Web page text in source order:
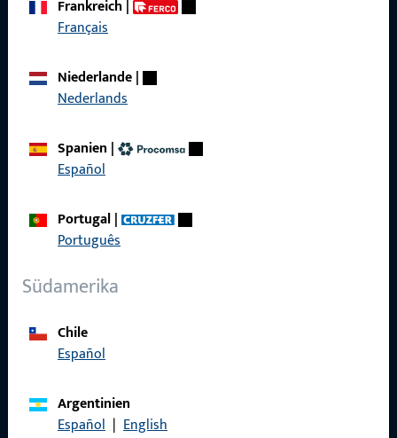
zuverlässig.
Kontaktieren Sie uns
Frankreich|
Français
Niederlande|
Nederlands
Spanien |
Español
Portugal|
Português
Südamerika
Chile
Español
Argentinien
Español | English
Allgemeines